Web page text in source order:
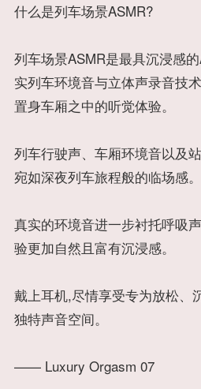
什么是列车场景ASMR?
列车场景ASMR是最具沉浸感
实列车环境音与立体声录音技
置身车厢之中的听觉体验。
列车行驶声、车厢环境音以及
宛如深夜列车旅程般的临场感。
真实的环境音进一步衬托呼吸
验更加自然且富有沉浸感。
戴上耳机,尽情享受专为放松、
独特声音空间。
—— Luxury Orgasm 07